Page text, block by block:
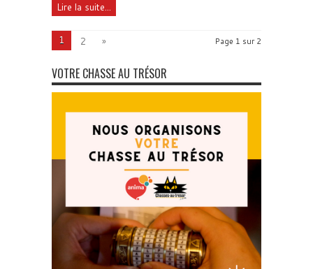
Lire la suite...
Page 1 sur 2
1 2 »
VOTRE CHASSE AU TRÉSOR